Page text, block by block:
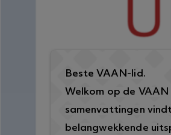
Beste VAAN-lid.
Welkom op de
samenvattingen
belangwekkende